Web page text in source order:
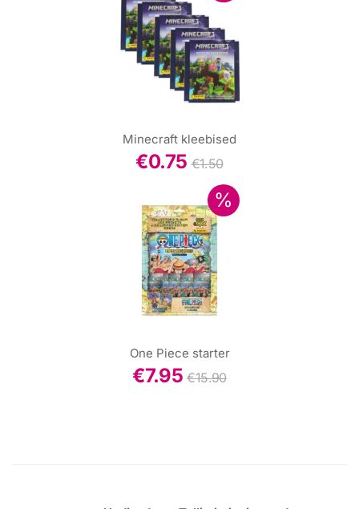
Minecraft kleebised
€0.75 €1.50
One Piece starter
€7.95 €15.90